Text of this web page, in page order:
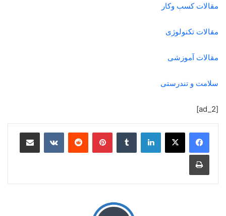
مقالات کسب وکار
مقالات تکنولوژی
مقالات آموزشی
سلامت و تندرستی
[ad_2]